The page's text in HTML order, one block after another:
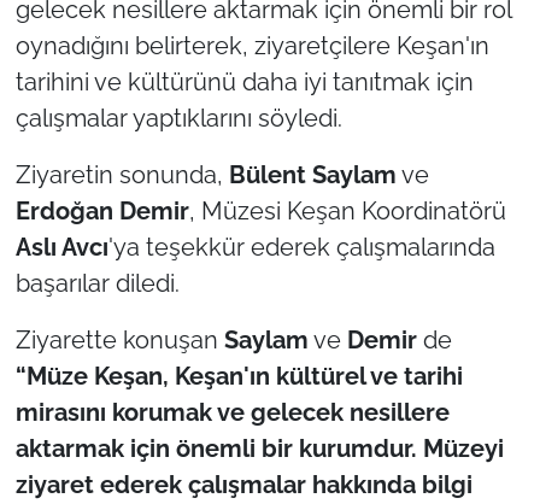
gelecek nesillere aktarmak için önemli bir rol
oynadığını belirterek, ziyaretçilere Keşan'ın
tarihini ve kültürünü daha iyi tanıtmak için
çalışmalar yaptıklarını söyledi.
Ziyaretin sonunda, Bülent Saylam ve
Erdoğan Demir, Müzesi Keşan Koordinatörü
Aslı Avcı'ya teşekkür ederek çalışmalarında
başarılar diledi.
Ziyarette konuşan Saylam ve Demir de
“Müze Keşan, Keşan'ın kültürel ve tarihi
mirasını korumak ve gelecek nesillere
aktarmak için önemli bir kurumdur. Müzeyi
ziyaret ederek çalışmalar hakkında bilgi
TÜRKİYE
Bölge
Güvenlik
Genel
Politika
Flaş Haber
Dış Haberler
Magazin